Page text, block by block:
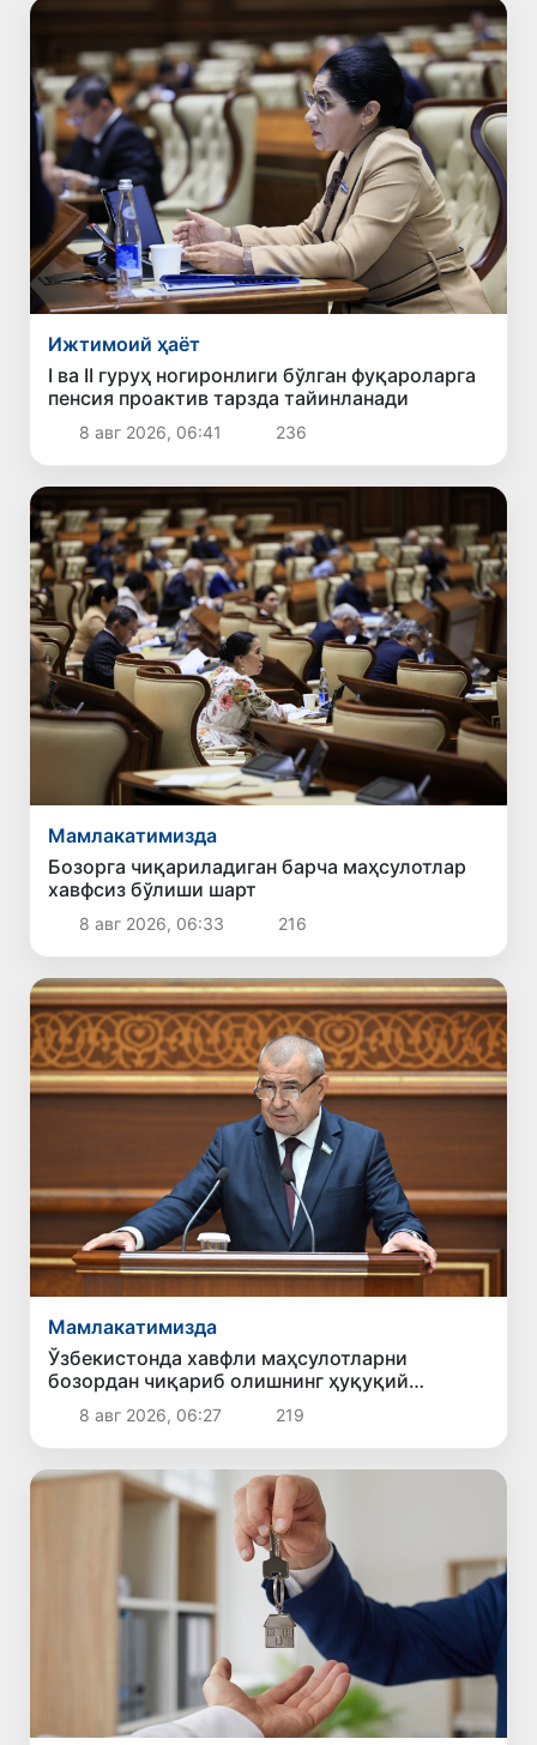
Ижтимоий ҳаёт
I ва II гуруҳ ногиронлиги бўлган фуқароларга
пенсия проактив тарзда тайинланади
8 авг 2026, 06:41 236
Мамлакатимизда
Бозорга чиқариладиган барча маҳсулотлар
хавфсиз бўлиши шарт
8 авг 2026, 06:33 216
Мамлакатимизда
Ўзбекистонда хавфли маҳсулотларни
бозордан чиқариб олишнинг ҳуқуқий
механизми белгиланади
8 авг 2026, 06:27 219